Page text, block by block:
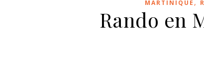
MARTINIQUE ,
Rando en